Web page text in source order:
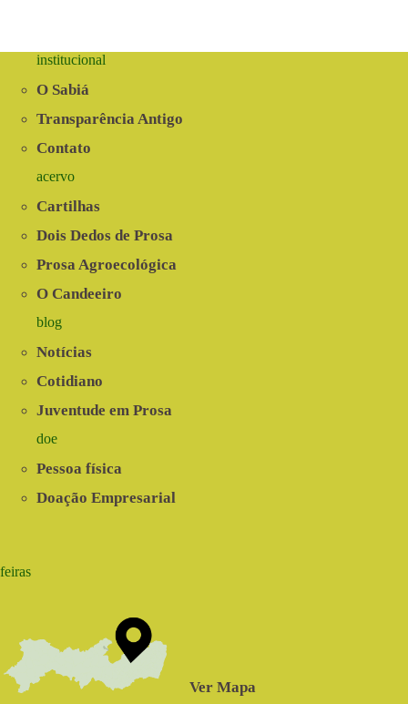
institucional
O Sabiá
Transparência Antigo
Contato
acervo
Cartilhas
Dois Dedos de Prosa
Prosa Agroecológica
O Candeeiro
blog
Notícias
Cotidiano
Juventude em Prosa
doe
Pessoa física
Doação Empresarial
feiras
Ver Mapa